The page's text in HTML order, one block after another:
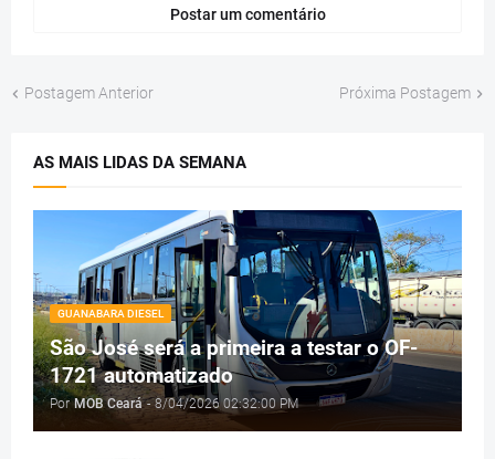
Postar um comentário
Postagem Anterior Próxima Postagem
AS MAIS LIDAS DA SEMANA
GUANABARA DIESEL
São José será a primeira a testar o OF-
1721 automatizado
Por MOB Ceará - 8/04/2026 02:32:00 PM